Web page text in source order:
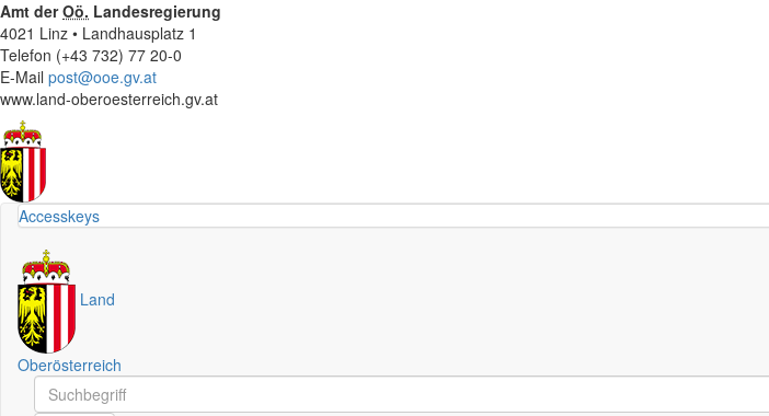
Amt derOö. Landesregierung
4021 Linz • Landhausplatz 1
Telefon (+43 732) 77 20-0
E-Mail post@ooe.gv.at
www.land-oberoesterreich.gv.at
Accesskeys
Land
Oberösterreich
Schnellsuche
Schnellsuche